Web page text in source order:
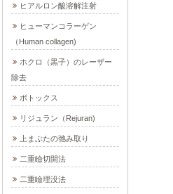
ヒアルロン酸溶解注射
ヒューマンコラーゲン
（Human collagen)
ホクロ（黒子）のレーザー
除去
ボトックス
リジュラン（Rejuran)
上まぶたの弛み取り
二重瞼切開法
二重瞼埋没法